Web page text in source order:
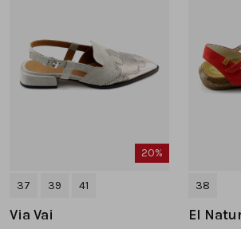
20%
37 39 41
Via Vai
38
El